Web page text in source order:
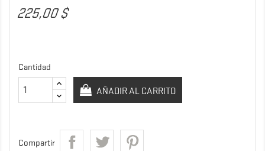
225,00 $
Cantidad
AÑADIR AL CARRITO
Compartir